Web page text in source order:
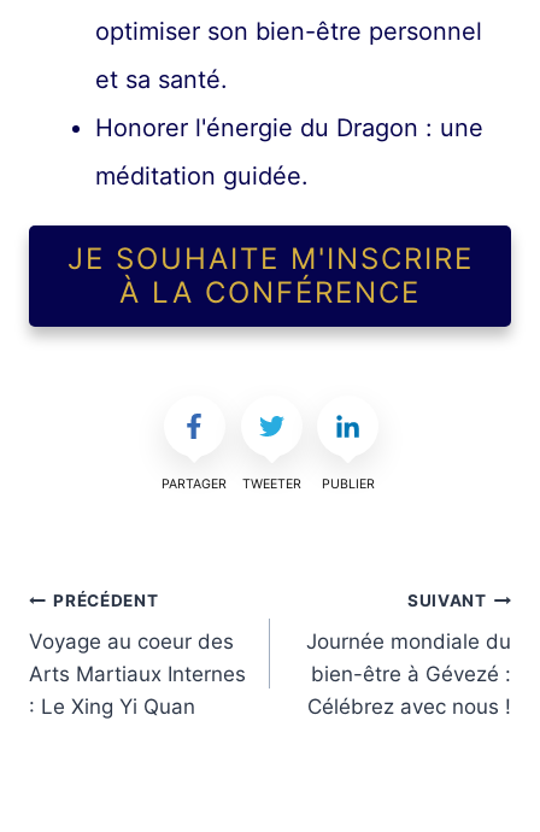
optimiser son bien-être personnel
et sa santé.
Honorer l'énergie du Dragon : une
méditation guidée.
JE SOUHAITE M'INSCRIRE
À LA CONFÉRENCE
PARTAGER TWEETER PUBLIER
Navigation
de
l’article
PRÉCÉDENT
Voyage au coeur des
Arts Martiaux Internes
: Le Xing Yi Quan
SUIVANT
Journée mondiale du
bien-être à Gévezé :
Célébrez avec nous !